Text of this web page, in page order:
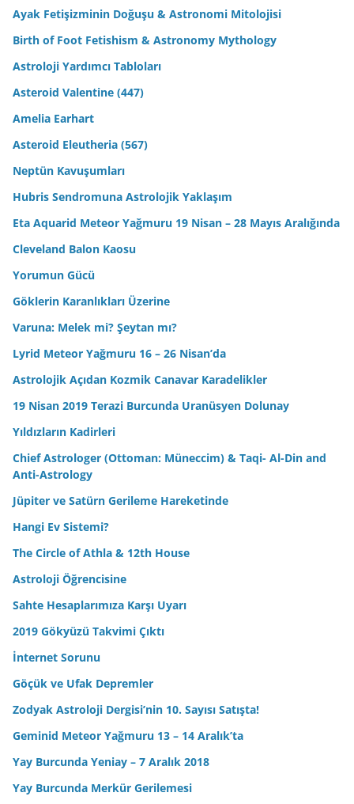
Ayak Fetişizminin Doğuşu & Astronomi Mitolojisi
Birth of Foot Fetishism & Astronomy Mythology
Astroloji Yardımcı Tabloları
Asteroid Valentine (447)
Amelia Earhart
Asteroid Eleutheria (567)
Neptün Kavuşumları
Hubris Sendromuna Astrolojik Yaklaşım
Eta Aquarid Meteor Yağmuru 19 Nisan – 28 Mayıs Aralığında
Cleveland Balon Kaosu
Yorumun Gücü
Göklerin Karanlıkları Üzerine
Varuna: Melek mi? Şeytan mı?
Lyrid Meteor Yağmuru 16 – 26 Nisan’da
Astrolojik Açıdan Kozmik Canavar Karadelikler
19 Nisan 2019 Terazi Burcunda Uranüsyen Dolunay
Yıldızların Kadirleri
Chief Astrologer (Ottoman: Müneccim) & Taqi- Al-Din and
Anti-Astrology
Jüpiter ve Satürn Gerileme Hareketinde
Hangi Ev Sistemi?
The Circle of Athla & 12th House
Astroloji Öğrencisine
Sahte Hesaplarımıza Karşı Uyarı
2019 Gökyüzü Takvimi Çıktı
İnternet Sorunu
Göçük ve Ufak Depremler
Zodyak Astroloji Dergisi’nin 10. Sayısı Satışta!
Geminid Meteor Yağmuru 13 – 14 Aralık’ta
Yay Burcunda Yeniay – 7 Aralık 2018
Yay Burcunda Merkür Gerilemesi